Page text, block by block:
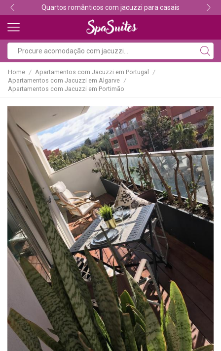
Descubra os melhores alojamentos com jacuzzi
Home / Apartamentos com Jacuzzi em Portugal /
Apartamentos com Jacuzzi em Algarve /
Apartamentos com Jacuzzi em Portimão